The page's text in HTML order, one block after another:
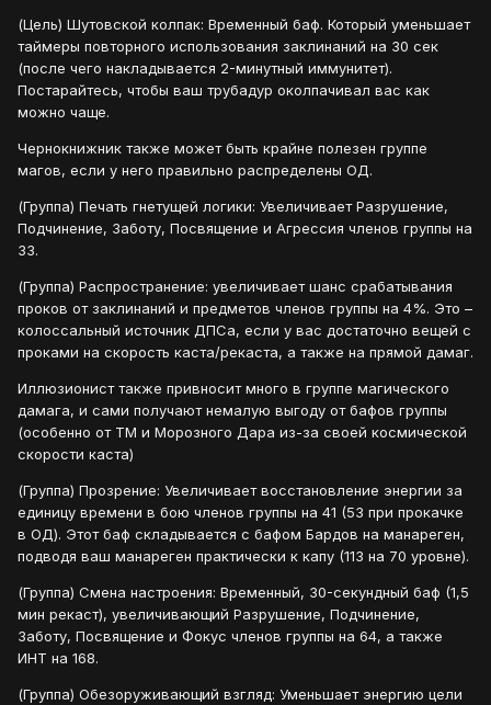
(Цель) Шутовской колпак: Временный баф. Который уменьшает
таймеры повторного использования заклинаний на 30 сек
(после чего накладывается 2-минутный иммунитет).
Постарайтесь, чтобы ваш трубадур околпачивал вас как
можно чаще.
Чернокнижник также может быть крайне полезен группе
магов, если у него правильно распределены ОД.
(Группа) Печать гнетущей логики: Увеличивает Разрушение,
Подчинение, Заботу, Посвящение и Агрессия членов группы на
33.
(Группа) Распространение: увеличивает шанс срабатывания
проков от заклинаний и предметов членов группы на 4%. Это –
колоссальный источник ДПСа, если у вас достаточно вещей с
проками на скорость каста/рекаста, а также на прямой дамаг.
Иллюзионист также привносит много в группе магического
дамага, и сами получают немалую выгоду от бафов группы
(особенно от ТМ и Морозного Дара из-за своей космической
скорости каста)
(Группа) Прозрение: Увеличивает восстановление энергии за
единицу времени в бою членов группы на 41 (53 при прокачке
в ОД). Этот баф складывается с бафом Бардов на манареген,
подводя ваш манареген практически к капу (113 на 70 уровне).
(Группа) Смена настроения: Временный, 30-секундный баф (1,5
мин рекаст), увеличивающий Разрушение, Подчинение,
Заботу, Посвящение и Фокус членов группы на 64, а также
ИНТ на 168.
(Группа) Обезоруживающий взгляд: Уменьшает энергию цели